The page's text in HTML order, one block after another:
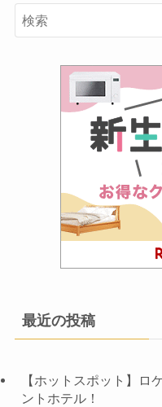
最近の投稿
【ホットスポット】ロ
ントホテル！